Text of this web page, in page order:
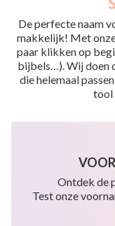
De perfecte naam
makkelijk! Met
paar klikken op
bijbels…). Wij doen
die helemaal
tool
Ontdek de
Test onze